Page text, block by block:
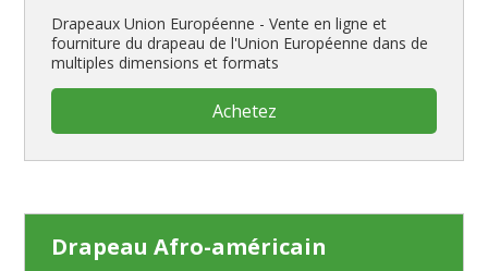
Drapeaux Union Européenne - Vente en ligne et
fourniture du drapeau de l'Union Européenne dans de
multiples dimensions et formats
Achetez
Drapeau Afro-américain